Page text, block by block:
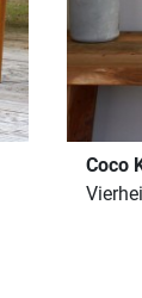
Coco